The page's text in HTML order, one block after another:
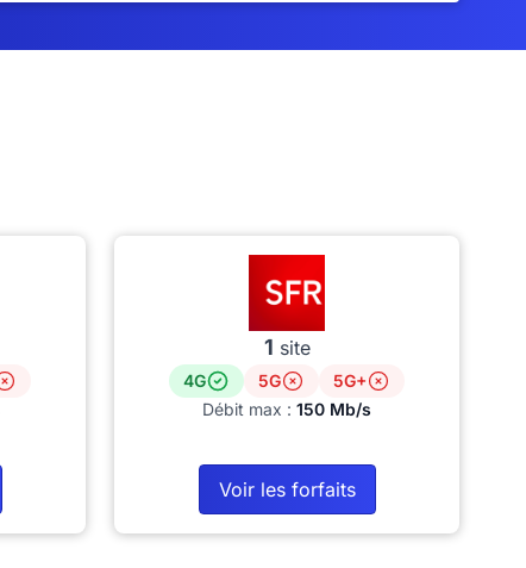
1 site
4G 5G
5G+
Débit max : 150 Mb/s
Voir les forfaits